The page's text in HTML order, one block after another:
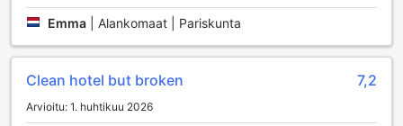
pyykinpesupalvelu tai nopea sisään- ja uloskirjautuminen,
Lanta Seafront Resortin kätevyyspalvelut tekevät
vierailustasi erityisen ja unohtumattoman.
Lanta Seafront Resortin Liikennettä Helpottavat Palvelut
Emma Alankomaat | Pariskunta
Clean hotel but broken 7,2
Arvioitu: 1. huhtikuu 2026